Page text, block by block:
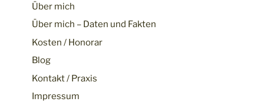
Über mich
Über mich – Daten und Fakten
Kosten / Honorar
Blog
Kontakt / Praxis
Impressum